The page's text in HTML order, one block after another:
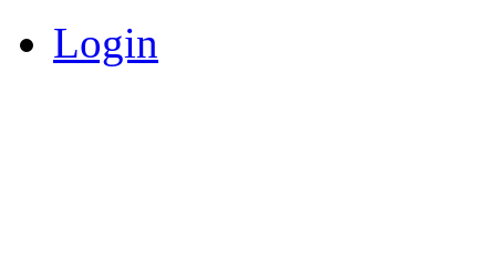
Login